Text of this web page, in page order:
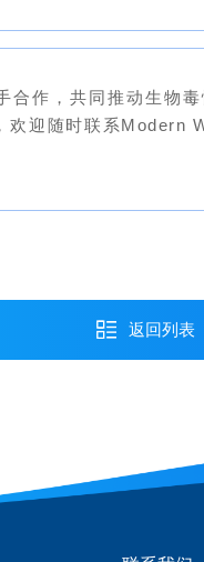
合作，共同推动生物
欢迎随时联系Modern
返回列表